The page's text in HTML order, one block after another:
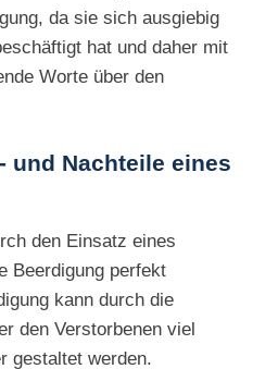
da sie sich ausgiebig
hat und daher mit
Worte über den
und Nachteile eines
den Einsatz eines
Beerdigung perfekt
kann durch die
den Verstorbenen viel
gestaltet werden.